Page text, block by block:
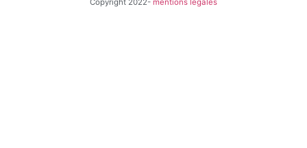
Copyright 2022- mentions légales